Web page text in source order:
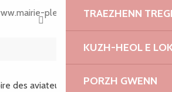
TRAEZHENN
KUZH-HEOL E
PORZH GWENN
pleubian.fr
des aviateurs américains crashés